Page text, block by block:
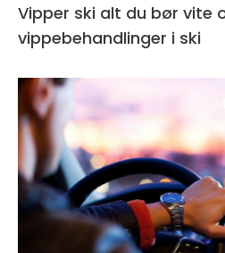
Vipper ski alt du bør vite om
vippebehandlinger i ski